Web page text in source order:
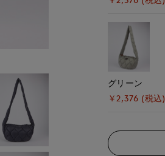
グリーン
￥2,376 (税込)